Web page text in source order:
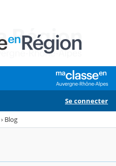
Se connecter
› Blog